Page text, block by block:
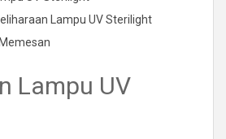
Lampu UV Sterilight
Lampu UV